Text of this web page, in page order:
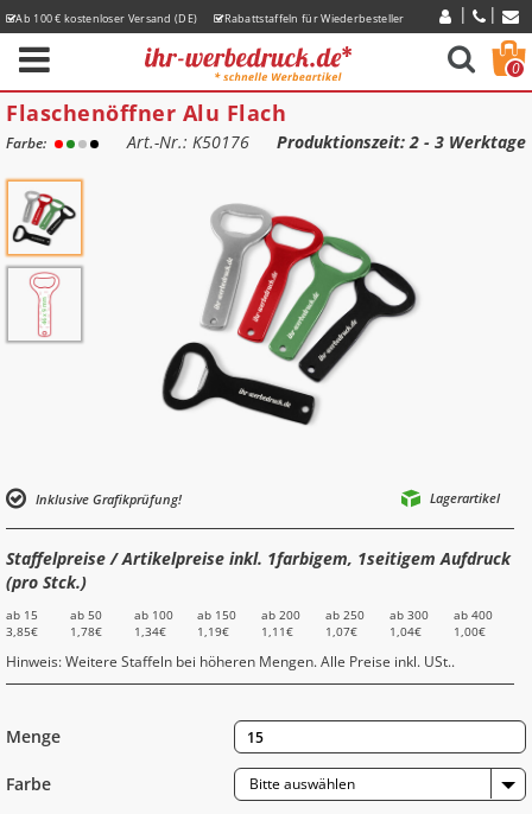
Ab 100 € kostenloser Versand (DE)
Rabattstaffeln für Wiederbesteller
0
Flaschenöffner Alu Flach
Farbe: Art.-Nr.: K50176 Produktionszeit: 2 - 3 Werktage
Inklusive Grafikprüfung! Lagerartikel
Staffelpreise / Artikelpreise inkl. 1farbigem, 1seitigem Aufdruck
(pro Stck.)
ab 15
3,85€
ab 50
1,78€
ab 100
1,34€
ab 150
1,19€
ab 200
1,11€
ab 250
1,07€
ab 300
1,04€
ab 400
1,00€
Hinweis: Weitere Staffeln bei höheren Mengen. Alle Preise inkl. USt..
Menge
Farbe Bitte auswählen